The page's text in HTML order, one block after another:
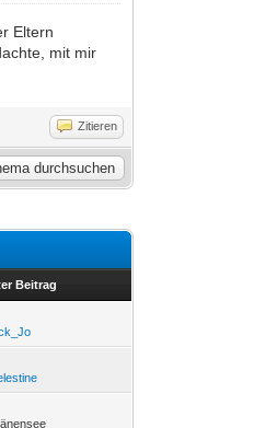
Eltern
mit mir
Zitieren
Beitrag